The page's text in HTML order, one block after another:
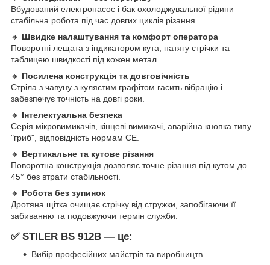
Вбудований електронасос і бак охолоджувальної рідини —
стабільна робота під час довгих циклів різання.
🔸 Швидке налаштування та комфорт оператора
Поворотні лещата з індикатором кута, натягу стрічки та
таблицею швидкості під кожен метал.
🔸 Посилена конструкція та довговічність
Стріла з чавуну з кулястим графітом гасить вібрацію і
забезпечує точність на довгі роки.
🔸 Інтелектуальна безпека
Серія мікровимикачів, кінцеві вимикачі, аварійна кнопка типу
"гриб", відповідність нормам CE.
🔸 Вертикальне та кутове різання
Поворотна конструкція дозволяє точне різання під кутом до
45° без втрати стабільності.
🔸 Робота без зупинок
Дротяна щітка очищає стрічку від стружки, запобігаючи її
забиванню та подовжуючи термін служби.
✅ STILER BS 912B — це:
Вибір професійних майстрів та виробництв